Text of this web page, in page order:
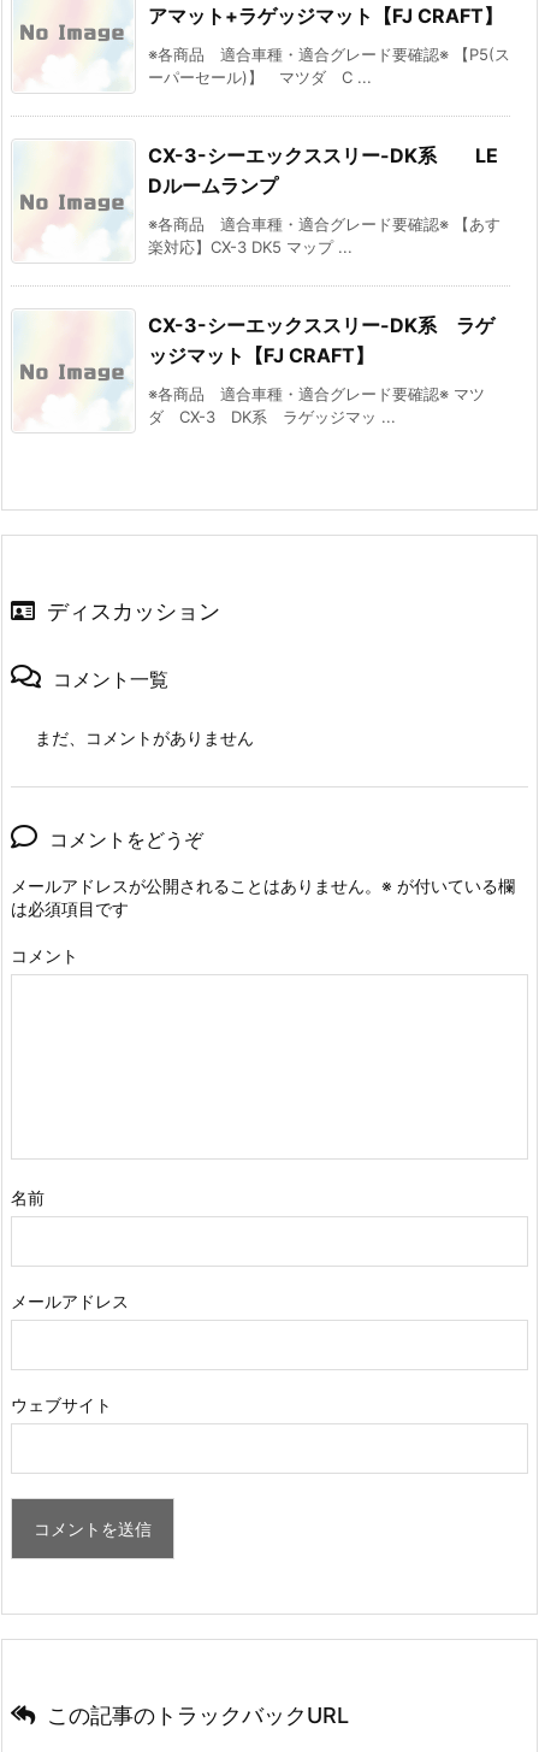
アマット+ラゲッジマット【FJ CRAFT】
※各商品 適合車種・適合グレード要確認※ 【P5(ス
ーパーセール)】 マツダ C ...
CX-3-シーエックススリー-DK系 LE
Dルームランプ
※各商品 適合車種・適合グレード要確認※ 【あす
楽対応】CX-3 DK5 マップ ...
CX-3-シーエックススリー-DK系 ラゲ
ッジマット【FJ CRAFT】
※各商品 適合車種・適合グレード要確認※ マツ
ダ CX-3 DK系 ラゲッジマッ ...
ディスカッション
コメント一覧
まだ、コメントがありません
コメントをどうぞ
メールアドレスが公開されることはありません。 ※ が付いている欄
は必須項目です
コメント
名前
メールアドレス
ウェブサイト
この記事のトラックバックURL